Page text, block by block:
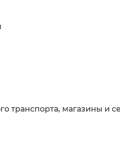
транспорта, магазины и